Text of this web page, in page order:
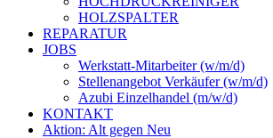
HOLZSPALTER
REPARATUR
JOBS
Werkstatt-Mitarbeiter (w/m/d)
Stellenangebot Verkäufer (w/m/d)
Azubi Einzelhandel (m/w/d)
KONTAKT
Aktion: Alt gegen Neu